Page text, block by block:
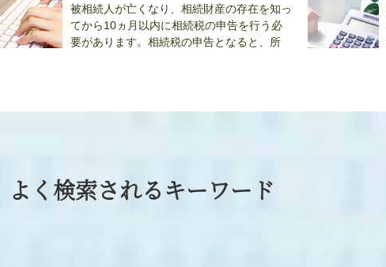
被相続人が亡くなり、相続財産の存在を知っ
てから10ヵ月以内に相続税の申告を行う必
要があります。相続税の申告となると、所
よく検索されるキーワード